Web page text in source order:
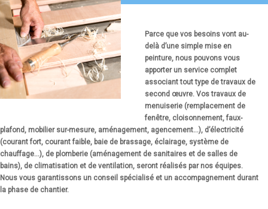
Parce que vos besoins vont au-
delà d’une simple mise en
peinture, nous pouvons vous
apporter un service complet
associant tout type de travaux de
second œuvre. Vos travaux de
menuiserie (remplacement de
fenêtre, cloisonnement, faux-
plafond, mobilier sur-mesure, aménagement, agencement…), d’électricité
(courant fort, courant faible, baie de brassage, éclairage, système de
chauffage…), de plomberie (aménagement de sanitaires et de salles de
bains), de climatisation et de ventilation, seront réalisés par nos équipes.
Nous vous garantissons un conseil spécialisé et un accompagnement durant
la phase de chantier.